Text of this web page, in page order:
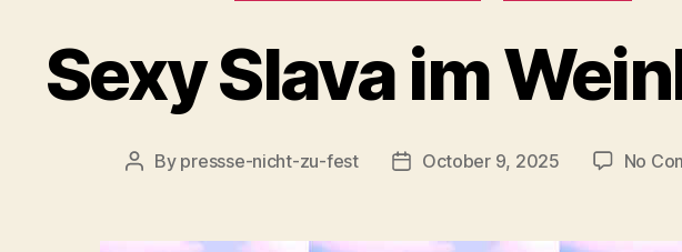
Sexy Slava im
Post
By pressse-nicht-zu-fest
PostOctober 9, 2025 No